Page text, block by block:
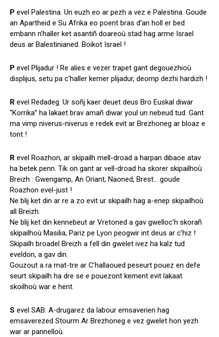
P evel Palestina. Un euzh eo ar pezh a vez e Palestina. Goude
an Apartheid e Su Afrika eo poent bras d’an holl er bed
embann n’haller ket asantiñ doareoù stad hag arme Israel
deus ar Balestinianed. Boikot Israel !
P evel Plijadur ! Re alies e vezer trapet gant degouezhioù
displijus, setu pa c’haller kemer plijadur, deomp dezhi hardizh !
R evel Redadeg. Ur soñj kaer deuet deus Bro Euskal diwar
“Korrika” ha lakaet brav amañ diwar youl un nebeud tud. Gant
ma vimp niverus-niverus e redek evit ar Brezhoneg ar bloaz e
tont !
R evel Roazhon, ar skipailh mell-droad a harpan dibaoe atav
ha betek penn. Tik on gant ar vell-droad ha skorer skipailhoù
Breizh : Gwengamp, An Oriant, Naoned, Brest… goude
Roazhon evel-just !
Ne blij ket din ar re a zo evit ur skipailh hag a-enep skipailhoù
all Breizh.
Ne blij ket din kennebeut ar Vretoned a gav gwelloc’h skorañ
skipailhoù Masilia, Pariz pe Lyon peogwir int deus ar c’hiz !
Skipailh broadel Breizh a fell din gwelet ivez ha kalz tud
eveldon, a gav din.
Gouzout a ra mat-tre ar C’hallaoued peseurt pouez en defe
seurt skipailh ha dre se e pouezont kement evit lakaat
skoilhoù war e hent.
S evel SAB. A-drugarez da labour emsaverien hag
emsaverezed Stourm Ar Brezhoneg e vez gwelet hon yezh
war ar pannelloù.